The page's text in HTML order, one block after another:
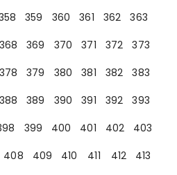
359 360 361 362
363
368 369 370 371 372
373
378 379 380 381 382
383
388 389 390 391 392
393
399 400 401 402
403
408 409 410 411 412
413